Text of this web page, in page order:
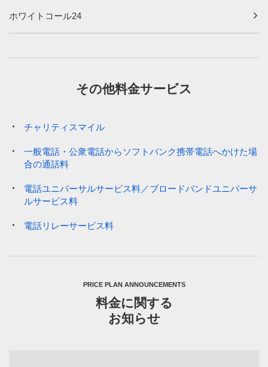
ホワイトコール24
その他料金サービス
チャリティスマイル
一般電話・公衆電話からソフトバンク携帯電話へかけた場
合の通話料
電話ユニバーサルサービス料／ブロードバンドユニバーサ
ルサービス料
電話リレーサービス料
PRICE PLAN ANNOUNCEMENTS
料金に関する
お知らせ